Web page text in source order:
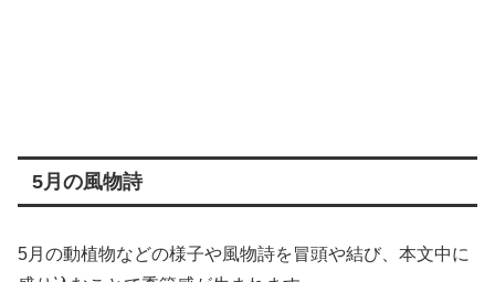
5月の風物詩
5月の動植物などの様子や風物詩を冒頭や結び、本文中に